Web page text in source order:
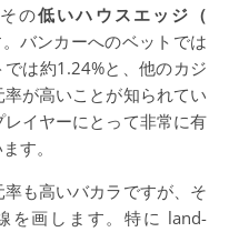
の低いハウスエッジ（
バンカーへのベットでは
は約1.24%と、他のカジ
が高いことが知られてい
イヤーにとって非常に有
す。
も高いバカラですが、そ
を画します。特に land-